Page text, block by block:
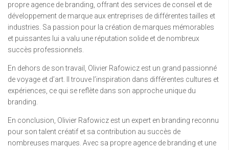
propre agence de branding, offrant des services de conseil et de
développement de marque aux entreprises de différentes tailles et
industries. Sa passion pour la création de marques mémorables
et puissantes lui a valu une réputation solide et de nombreux
succès professionnels.
En dehors de son travail, Olivier Rafowicz est un grand passionné
de voyage et d’art. Il trouve l’inspiration dans différentes cultures et
expériences, ce qui se reflète dans son approche unique du
branding.
En conclusion, Olivier Rafowicz est un expert en branding reconnu
pour son talent créatif et sa contribution au succès de
nombreuses marques. Avec sa propre agence de branding et une